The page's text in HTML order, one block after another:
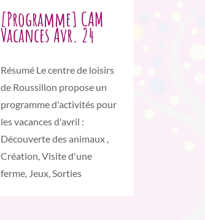
[Programme] CAM
Vacances Avr. 24
Résumé Le centre de loisirs
de Roussillon propose un
programme d'activités pour
les vacances d'avril :
Découverte des animaux ,
Création, Visite d'une
ferme, Jeux, Sorties